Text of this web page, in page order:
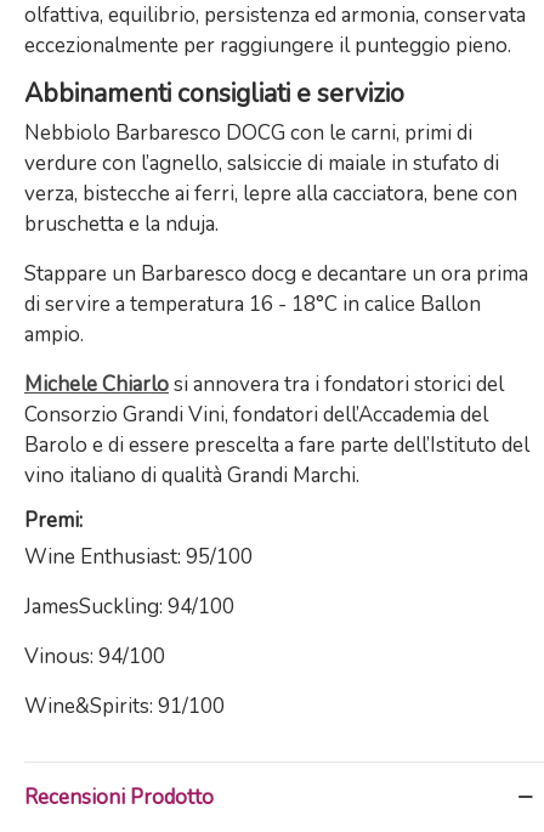
olfattiva, equilibrio, persistenza ed armonia, conservata
eccezionalmente per raggiungere il punteggio pieno.
Abbinamenti consigliati e servizio
Nebbiolo Barbaresco DOCG con le carni, primi di
verdure con l’agnello, salsiccie di maiale in stufato di
verza, bistecche ai ferri, lepre alla cacciatora, bene con
bruschetta e la nduja.
Stappare un Barbaresco docg e decantare un ora prima
di servire a temperatura 16 - 18°C in calice Ballon
ampio.
Michele Chiarlosi annovera tra i fondatori storici del
Consorzio Grandi Vini, fondatori dell’Accademia del
Barolo e di essere prescelta a fare parte dell’Istituto del
vino italiano di qualità Grandi Marchi.
Premi:
Wine Enthusiast: 95/100
JamesSuckling: 94/100
Vinous: 94/100
Wine&Spirits: 91/100
Recensioni Prodotto